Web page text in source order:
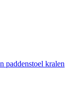
paddenstoel kralen